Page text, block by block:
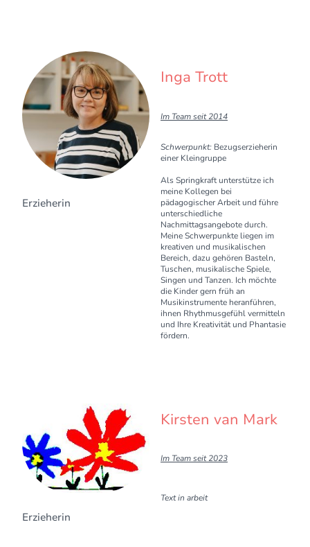
Erzieherin
Inga Trott
Im Team seit 2014
Schwerpunkt: Bezugserzieherin
einer Kleingruppe
Als Springkraft unterstütze ich
meine Kollegen bei
pädagogischer Arbeit und führe
unterschiedliche
Nachmittagsangebote durch.
Meine Schwerpunkte liegen im
kreativen und musikalischen
Bereich, dazu gehören Basteln,
Tuschen, musikalische Spiele,
Singen und Tanzen. Ich möchte
die Kinder gern früh an
Musikinstrumente heranführen,
ihnen Rhythmusgefühl vermitteln
und Ihre Kreativität und Phantasie
fördern.
Erzieherin
Kirsten van Mark
Im Team seit 2023
Text in arbeit